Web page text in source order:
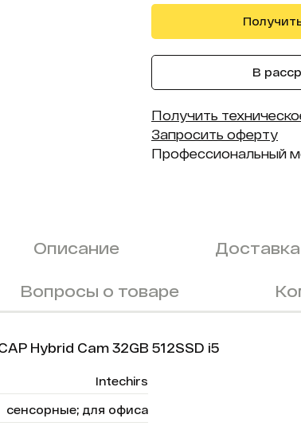
В
Получить
Запросить оферту
Профессиональный
Описание Доставка
Вопросы о товаре
Hybrid Cam 32GB 512SSD i5
Intechirs
сенсорные; для офиса